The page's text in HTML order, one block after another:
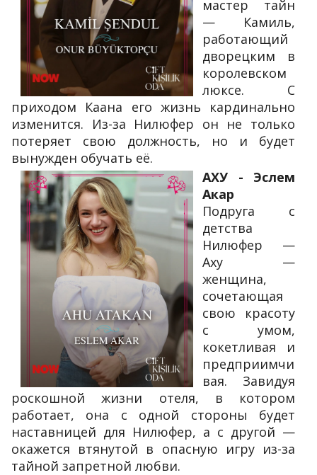
мастер тайн
— Камиль,
работающий
дворецким в
королевском
люксе. С
приходом Каана его жизнь кардинально
изменится. Из-за Нилюфер он не только
потеряет свою должность, но и будет
вынужден обучать её.
АХУ - Эслем
Акар
Подруга с
детства
Нилюфер —
Аху —
женщина,
сочетающая
свою красоту
с умом,
кокетливая и
предприимчи
вая. Завидуя
роскошной жизни отеля, в котором
работает, она с одной стороны будет
наставницей для Нилюфер, а с другой —
окажется втянутой в опасную игру из-за
тайной запретной любви.